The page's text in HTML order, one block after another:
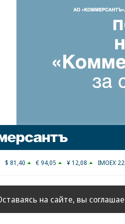
$ 81,40 € 94,05 ¥ 12,08 IMOEX
на сайте, вы